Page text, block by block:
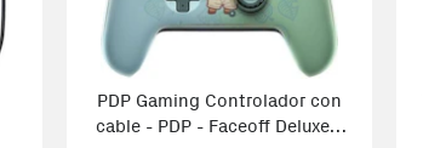
PDP Gaming Controlador con
cable - PDP - Faceoff Deluxe -